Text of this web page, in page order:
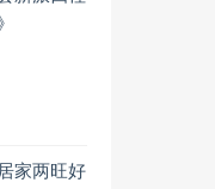
家两旺好